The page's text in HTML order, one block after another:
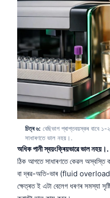
চিত্ৰ ৬: বেছিভাগ প্ৰাপ্তবয়স্কৰ বাবে ১-
সাধাৰণতে ভাল নহয়।.
অধিক পানী স্বয়ংক্ৰিয়ভাৱে ভাল নহয়।.
ঠিক আগতে সাধাৰণতে কেৱল
বা দ্ৰৱ-অতি-ভাৰ (fluid overload)
ক্ষেত্ৰত ই এটা বেলেগ ধৰণৰ সমস্যা